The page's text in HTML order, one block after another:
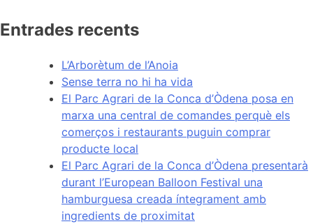
Parc
de
Conca
d’Òdena
crida
consumir
productes
locals
amb
Entrades recents
L’Arborètum de l’Anoia
Sense terra no hi ha vida
El Parc Agrari de la Conca d’Òdena posa en
marxa una central de comandes perquè els
comerços i restaurants puguin comprar
producte local
El Parc Agrari de la Conca d’Òdena presentarà
durant l’European Balloon Festival una
hamburguesa creada íntegrament amb
ingredients de proximitat